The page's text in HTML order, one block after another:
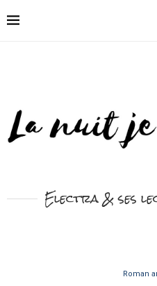
Electra & ses
Roman